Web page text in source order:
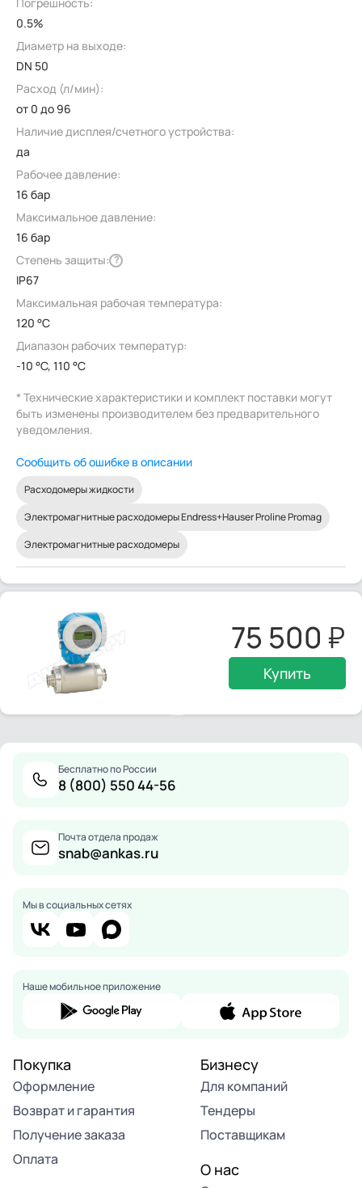
0.5%
Диаметр на выходе:
DN 50
Расход (л/мин):
от 0 до 96
Наличие дисплея/счетного устройства:
да
Рабочее давление:
16 бар
Максимальное давление:
16 бар
Степень защиты: ?
IP67
Максимальная рабочая температура:
120 °C
Диапазон рабочих температур:
-10 °C, 110 °C
* Технические характеристики и комплект поставки могут
быть изменены производителем без предварительного
уведомления.
Сообщить об ошибке в описании
Расходомеры жидкости
Электромагнитные расходомеры Endress+Hauser Proline Promag
Электромагнитные расходомеры
75 500
Купить
Бесплатно по России
8 (800) 550 44-56
Почта отдела продаж
snab@ankas.ru
Мы в социальных сетях
Наше мобильное приложение
Покупка
Оформление
Возврат и гарантия
Получение заказа
Оплата
Бизнесу
Для компаний
Тендеры
Поставщикам
О нас